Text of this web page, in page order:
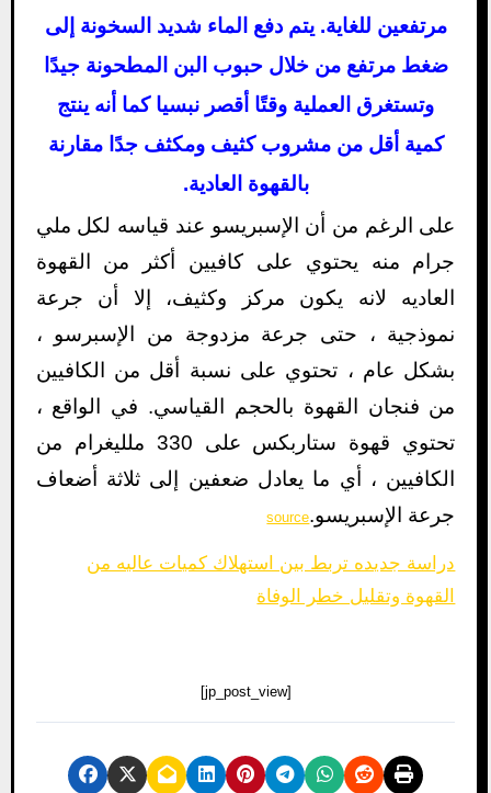
مرتفعين للغاية. يتم دفع الماء شديد السخونة إلى
ضغط مرتفع من خلال حبوب البن المطحونة جيدًا
وتستغرق العملية وقتًا أقصر نبسيا كما أنه ينتج
كمية أقل من مشروب كثيف ومكثف جدًا مقارنة
بالقهوة العادية.
على الرغم من أن الإسبريسو عند قياسه لكل ملي
جرام منه يحتوي على كافيين أكثر من القهوة
العاديه لانه يكون مركز وكثيف، إلا أن جرعة
نموذجية ، حتى جرعة مزدوجة من الإسبرسو ،
بشكل عام ، تحتوي على نسبة أقل من الكافيين
من فنجان القهوة بالحجم القياسي. في الواقع ،
تحتوي قهوة ستاربكس على 330 ملليغرام من
الكافيين ، أي ما يعادل ضعفين إلى ثلاثة أضعاف
جرعة الإسبريسو.source
دراسة جديده تربط بين استهلاك كميات عاليه من
القهوة وتقليل خطر الوفاة
[jp_post_view]